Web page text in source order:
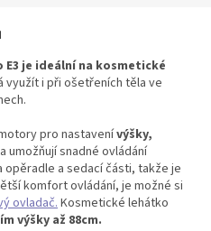
E3je ideální na kosmetické
využít i při ošetřeních těla ve
pro nastavenívýšky,
umožňují snadné ovládání
a sedací části, takže je
komfort ovládání, je možné si
ovladač.Kosmetické lehátko
výšky až 88cm.